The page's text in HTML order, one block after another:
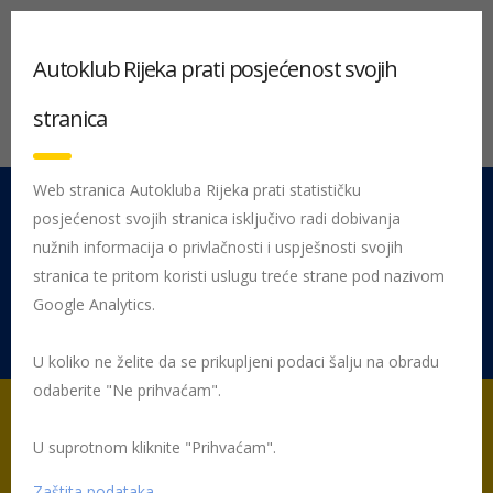
051 212 442 Centrala
Pon - Pet 08:00 - 16:00
Rujevica 9/1, 51000 Rijeka
Početna Obavijesti
Autoklub Rijeka prati posjećenost svojih
stranica
Web stranica Autokluba Rijeka prati statističku
posjećenost svojih stranica isključivo radi dobivanja
nužnih informacija o privlačnosti i uspješnosti svojih
stranica te pritom koristi uslugu treće strane pod nazivom
Google Analytics.
U koliko ne želite da se prikupljeni podaci šalju na obradu
odaberite "Ne prihvaćam".
U suprotnom kliknite "Prihvaćam".